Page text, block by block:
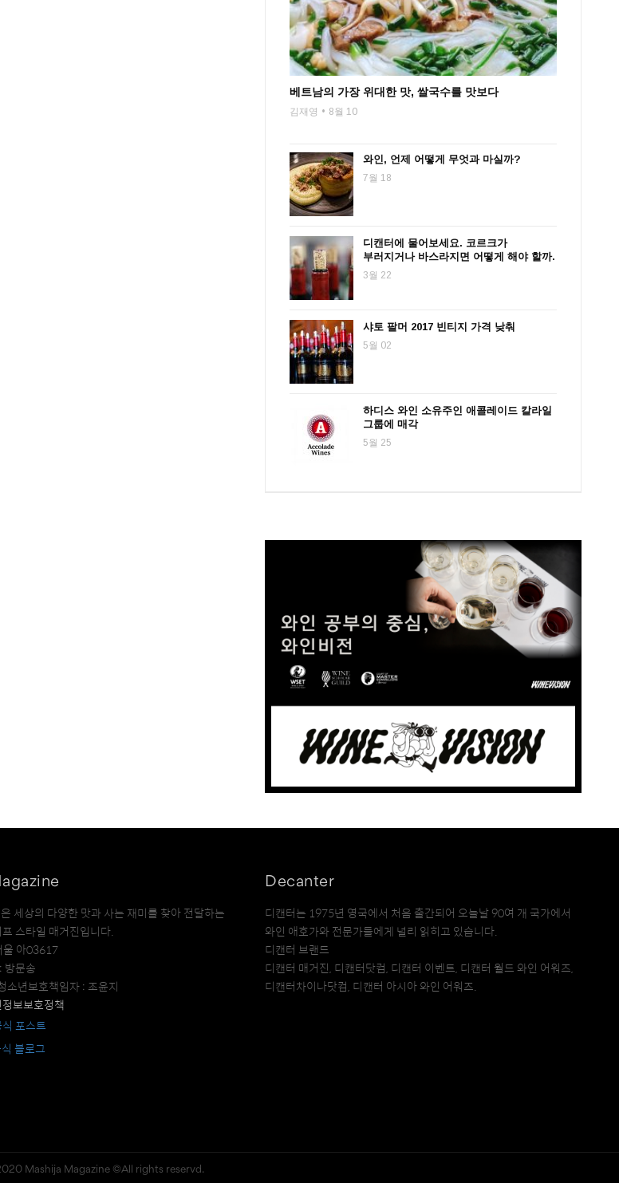
베트남의 가장 위대한 맛, 쌀국수를 맛보다
김재영 8월 10
와인, 언제 어떻게 무엇과 마실까?
7월 18
디캔터에 물어보세요. 코르크가
부러지거나 바스라지면 어떻게 해야 할까.
3월 22
샤토 팔머 2017 빈티지 가격 낮춰
5월 02
하디스 와인 소유주인 애콜레이드 칼라일
그룹에 매각
5월 25
세상의 다양한 맛과 사는 재미를 찾아 전달하는
스타일 매거진입니다.
울 아03617
방문송
소년보호책임자 : 조윤지
보보호정책
포스트
블로그
Decanter
디캔터는 1975년 영국에서 처음 출간되어 오늘날 90여 개 국가에서
와인 애호가와 전문가들에게 널리 읽히고 있습니다.
디캔터 브랜드
디캔터 매거진, 디캔터닷컴, 디캔터 이벤트, 디캔터 월드 와인 어워즈,
디캔터차이나닷컴, 디캔터 아시아 와인 어워즈.
Mashija Magazine ©All rights reservd.